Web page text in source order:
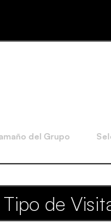
del Grupo
de